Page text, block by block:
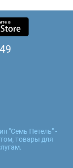
"Семь Петель" -
товары для